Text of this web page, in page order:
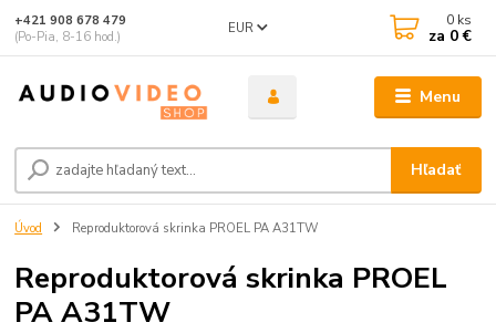
Menu
EUR
Hľadať
+421 908 678 479
(Po-Pia, 8-16 hod.)
0 ks
za 0 €
Úvod Reproduktorová skrinka PROEL PA A31TW
Reproduktorová skrinka PROEL
PA A31TW